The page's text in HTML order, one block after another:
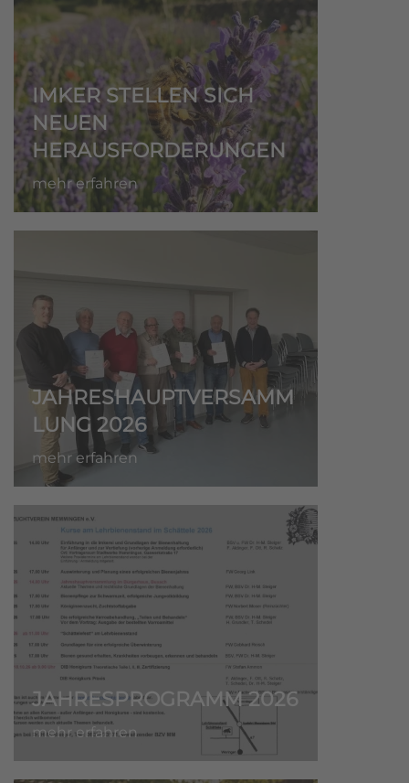
IMKER STELLEN SICH
NEUEN
HERAUSFORDERUNGEN
mehr erfahren
JAHRESHAUPTVERSAMM
LUNG 2026
mehr erfahren
JAHRESPROGRAMM 2026
mehr erfahren